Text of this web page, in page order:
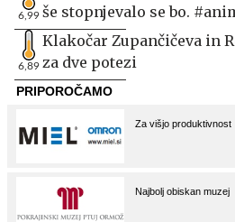
6,99 še stopnjevalo se bo.
6,89
Klakočar Zupančičeva in
za dve potezi